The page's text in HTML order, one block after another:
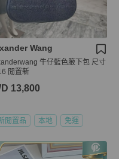
Wang
牛仔藍色腋下包 尺寸
24*16 閒置新
13,800
閒置品 本地 免運